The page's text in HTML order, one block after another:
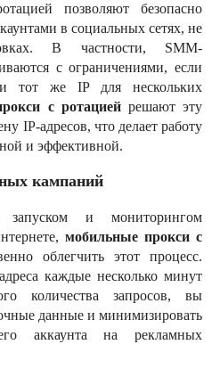
позволяют безопасно
в социальных сетях, не
В частности, SMM-
с ограничениями, если
тот же IP для нескольких
с ротациейрешают эту
IP-адресов, что делает работу
и эффективной.
кампаний
и мониторингом
мобильные прокси с
облегчить этот процесс.
каждые несколько минут
количества запросов, вы
данные и минимизировать
аккаунта на рекламных